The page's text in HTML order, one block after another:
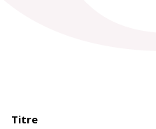
Titre